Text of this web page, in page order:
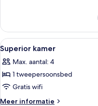
kamer
(Double)
Alle
foto's
voor
Superior
kamer
laden
10
Superior kamer
Max. aantal: 4
1 tweepersoonsbed
Gratis wifi
Meer informatie
Meer